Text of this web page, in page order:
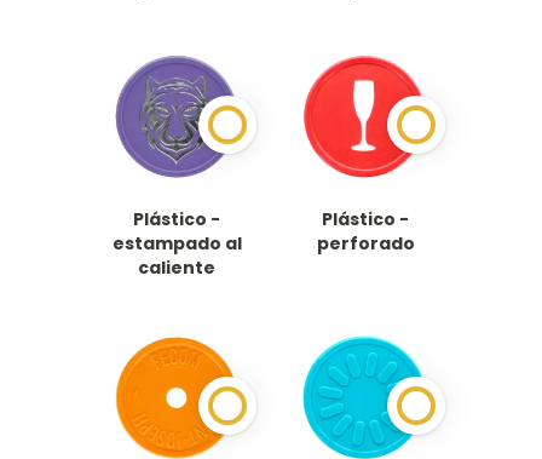
Plástico -
estampado al
caliente
Plástico -
perforado